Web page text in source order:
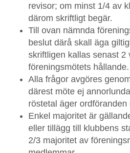
revisor; om minst 1/4 av
därom skriftligt begär.
Till ovan nämnda
beslut därå skall äga
skriftligen kallas senast 2
föreningsmötets hållande.
Alla frågor avgöres
därest möte ej
röstetal äger ordföranden
Enkel majoritet är
eller tillägg till klubbens
2/3 majoritet av